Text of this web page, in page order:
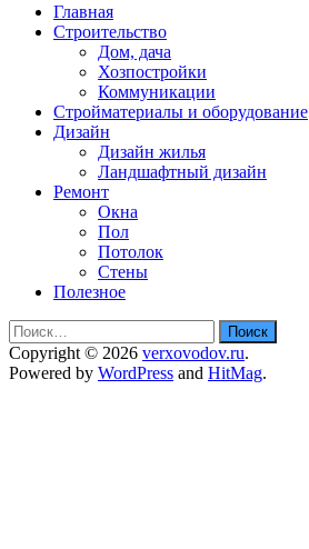
Главная
Строительство
Дом, дача
Хозпостройки
Коммуникации
Стройматериалы и оборудование
Дизайн
Дизайн жилья
Ландшафтный дизайн
Ремонт
Окна
Пол
Потолок
Стены
Полезное
Найти:
Copyright © 2026 verxovodov.ru.
Powered by WordPress and HitMag.